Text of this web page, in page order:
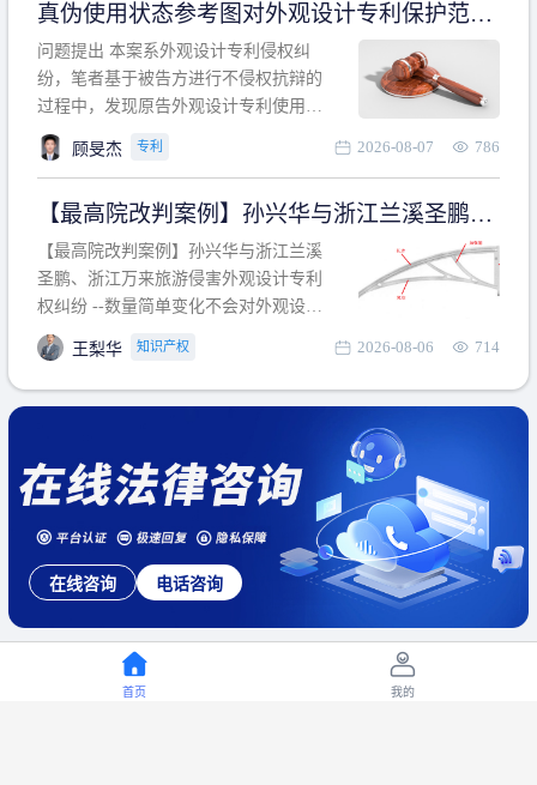
人数、活跃人数、市场占用率；（3）被
告主观因素：被告的主观恶意、是否明
知或应知、是否有
真伪使用状态参考图对外观设计专利保护范围
的影响
问题提出 本案系外观设计专利侵权纠
纷，笔者基于被告方进行不侵权抗辩的
过程中，发现原告外观设计专利使用状
态参考图中的外观设计与被告涉案商品
的视觉效果存在显著区别。故就使用状
保护范围确定进行了研究，将办案体会
与研究过程记录如下： 简要结论： 笔者
提出使用状态参考图应以
顾旻杰 专利 2026-08-07 786
【最高院改判案例】孙兴华与浙江兰溪圣鹏、
浙江万来旅游侵害外观设计专利权纠纷
【最高院改判案例】孙兴华与浙江兰溪
圣鹏、浙江万来旅游侵害外观设计专利
权纠纷 --数量简单变化不会对外观设计
产生视觉影响，及现有设计抗辩与专利
无效再审改判可以执行回转 【承办律
师】 王梨华 浙江杭知桥律师事务所 【案
民再2
王梨华 知识产权 2026-08-06 714
在线咨询 电话咨询
首页 我的